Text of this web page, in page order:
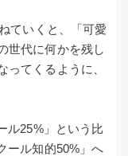
ていくと、「可愛
世代に何かを残し
てくるように、
ル25%」という比
ール知的50%」へ